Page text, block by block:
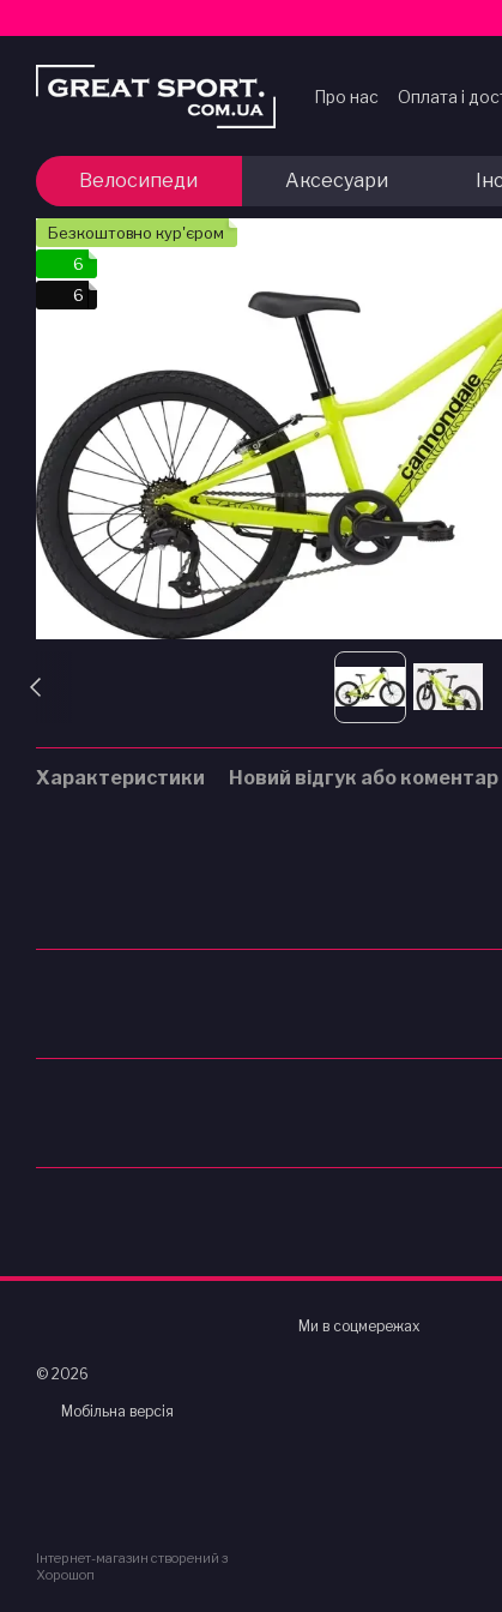
Про нас Оплата і
Велосипеди Аксесуари
Безкоштовно кур'єром
6
6
Характеристики Новий відгук або коментар
© 2026
Мобільна версія
Інтернет-магазин створений з
Хорошоп
Ми в соцмережах